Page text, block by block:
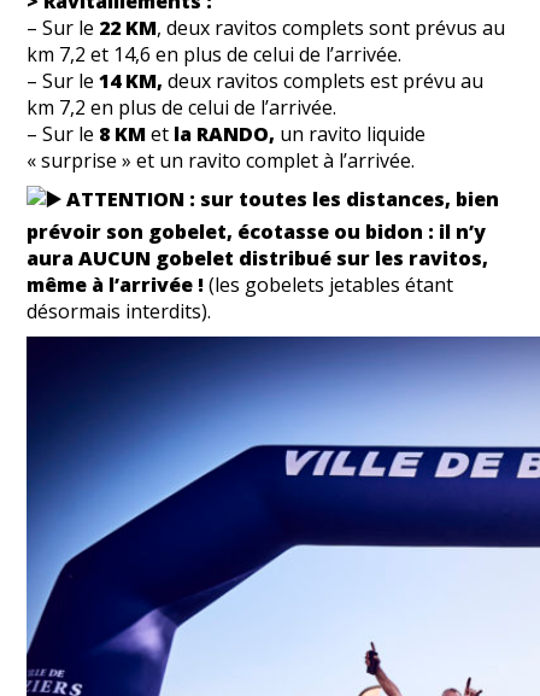
– Sur le 22 KM, deux ravitos complets sont prévus au
km 7,2 et 14,6 en plus de celui de l’arrivée.
– Sur le14 KM, deux ravitos complets est prévu au
km 7,2 en plus de celui de l’arrivée.
– Sur le 8 KMet la RANDO, un ravito liquide
« surprise » et un ravito complet à l’arrivée.
ATTENTION : sur toutes les distances, bien
prévoir son gobelet, écotasse ou bidon : il n’y
aura AUCUN gobelet distribué sur les ravitos,
même à l’arrivée !(les gobelets jetables étant
désormais interdits).